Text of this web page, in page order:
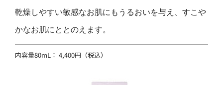
乾燥しやすい敏感なお肌にもうるおいを与え、すこや
かなお肌にととのえます。
内容量80mL： 4,400円（税込）